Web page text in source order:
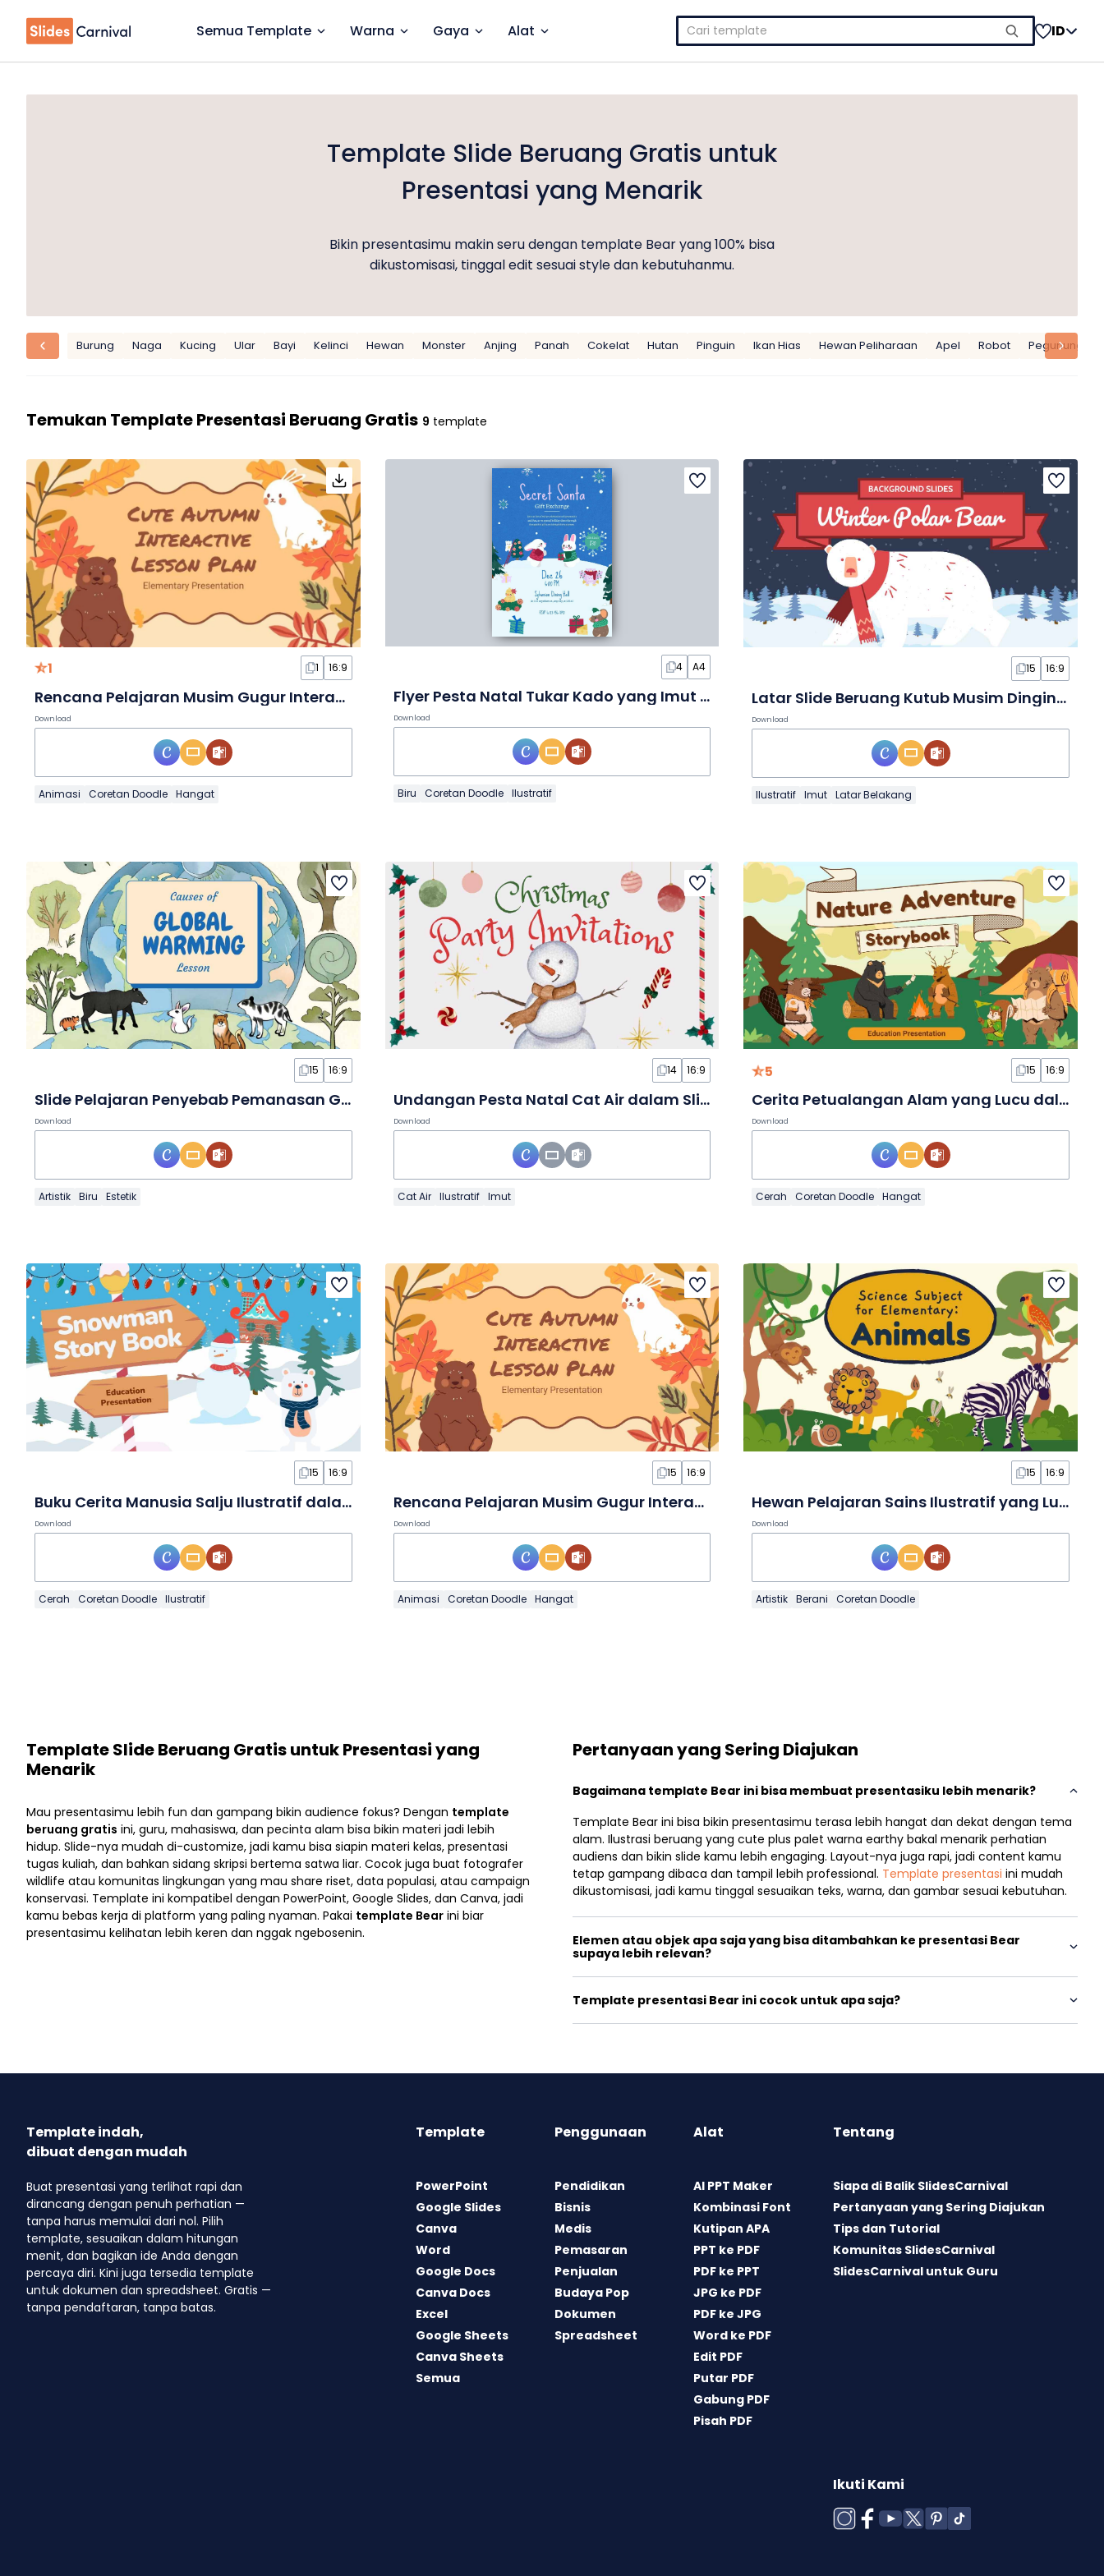
Semua Template Warna Gaya Alat
Cari
untuk:
ID
Template Slide Beruang Gratis untuk
Presentasi yang Menarik
Bikin presentasimu makin seru dengan template Bear yang 100% bisa
dikustomisasi, tinggal edit sesuai style dan kebutuhanmu.
Burung Naga Kucing Ular Bayi Kelinci Hewan Monster Anjing Panah Cokelat Hutan Pinguin Ikan Hias Hewan Peliharaan Apel Robot Pegunungan
Temukan Template Presentasi Beruang Gratis 9 template
1 1 16:9
Rencana Pelajaran Musim Gugur Interaktif yang Lucu dalam Slide
Download
Animasi Coretan Doodle Hangat
4 A4
Flyer Pesta Natal Tukar Kado yang Imut dalam Slide
Download
Biru Coretan Doodle Ilustratif
15 16:9
Latar Slide Beruang Kutub Musim Dingin yang Imut
Download
Ilustratif Imut Latar Belakang
15 16:9
Slide Pelajaran Penyebab Pemanasan Global Bergambar
Download
Artistik Biru Estetik
14 16:9
Undangan Pesta Natal Cat Air dalam Slide
Download
Cat Air Ilustratif Imut
5 15 16:9
Cerita Petualangan Alam yang Lucu dalam Slide
Download
Cerah Coretan Doodle Hangat
15 16:9
Buku Cerita Manusia Salju Ilustratif dalam Slide
Download
Cerah Coretan Doodle Ilustratif
15 16:9
Rencana Pelajaran Musim Gugur Interaktif yang Lucu dalam Slide
Download
Animasi Coretan Doodle Hangat
15 16:9
Hewan Pelajaran Sains Ilustratif yang Lucu dalam Slide
Download
Artistik Berani Coretan Doodle
Template Slide Beruang Gratis untuk Presentasi yang
Menarik
Mau presentasimu lebih fun dan gampang bikin audience fokus? Dengan template
beruang gratis ini, guru, mahasiswa, dan pecinta alam bisa bikin materi jadi lebih
hidup. Slide-nya mudah di-customize, jadi kamu bisa siapin materi kelas, presentasi
tugas kuliah, dan bahkan sidang skripsi bertema satwa liar. Cocok juga buat fotografer
wildlife atau komunitas lingkungan yang mau share riset, data populasi, atau campaign
konservasi. Template ini kompatibel dengan PowerPoint, Google Slides, dan Canva, jadi
kamu bebas kerja di platform yang paling nyaman. Pakai template Bear ini biar
presentasimu kelihatan lebih keren dan nggak ngebosenin.
Pertanyaan yang Sering Diajukan
Bagaimana template Bear ini bisa membuat presentasiku lebih menarik?
Template Bear ini bisa bikin presentasimu terasa lebih hangat dan dekat dengan tema
alam. Ilustrasi beruang yang cute plus palet warna earthy bakal menarik perhatian
audiens dan bikin slide kamu lebih engaging. Layout-nya juga rapi, jadi content kamu
tetap gampang dibaca dan tampil lebih professional. Template presentasi ini mudah
dikustomisasi, jadi kamu tinggal sesuaikan teks, warna, dan gambar sesuai kebutuhan.
Elemen atau objek apa saja yang bisa ditambahkan ke presentasi Bear
supaya lebih relevan?
Template presentasi Bear ini cocok untuk apa saja?
Template indah,
dibuat dengan mudah
Buat presentasi yang terlihat rapi dan
dirancang dengan penuh perhatian —
tanpa harus memulai dari nol. Pilih
template, sesuaikan dalam hitungan
menit, dan bagikan ide Anda dengan
percaya diri. Kini juga tersedia template
untuk dokumen dan spreadsheet. Gratis —
tanpa pendaftaran, tanpa batas.
Template
PowerPoint
Google Slides
Canva
Word
Google Docs
Canva Docs
Excel
Google Sheets
Canva Sheets
Semua
Penggunaan
Pendidikan
Bisnis
Medis
Pemasaran
Penjualan
Budaya Pop
Dokumen
Spreadsheet
Alat
AI PPT Maker
Kombinasi Font
Kutipan APA
PPT ke PDF
PDF ke PPT
JPG ke PDF
PDF ke JPG
Word ke PDF
Edit PDF
Putar PDF
Gabung PDF
Pisah PDF
Tentang
Siapa di Balik SlidesCarnival
Pertanyaan yang Sering Diajukan
Tips dan Tutorial
Komunitas SlidesCarnival
SlidesCarnival untuk Guru
Ikuti Kami